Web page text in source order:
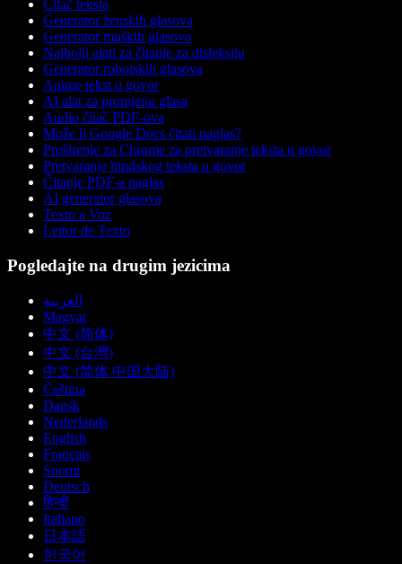
Čitač teksta
Generator ženskih glasova
Generator muških glasova
Najbolji alati za čitanje za disleksiju
Generator robotskih glasova
Anime tekst u govor
AI alat za promjenu glasa
Audio čitač PDF-ova
Može li Google Docs čitati naglas?
Proširenje za Chrome za pretvaranje teksta u govor
Pretvaranje hindskog teksta u govor
Čitanje PDF-a naglas
AI generator glasova
Texto a Voz
Leitor de Texto
Pogledajte na drugim jezicima
العربية
Magyar
中文 (简体)
中文 (台灣)
中文 (简体 中国大陆)
Čeština
Dansk
Nederlands
English
Français
Suomi
Deutsch
हिन्दी
Italiano
日本語
한국어